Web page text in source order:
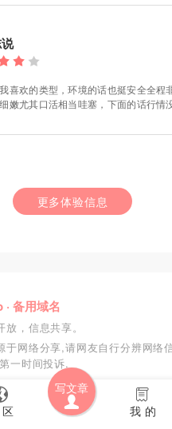
写文章
我 的
喜欢的类型，环境的话也挺安全全程
嫩尤其口活相当哇塞，下面的话行情
更多体验信息
· 备用域名
，信息共享。
于网络分享,请网友自行分辨网络
一时间投诉.